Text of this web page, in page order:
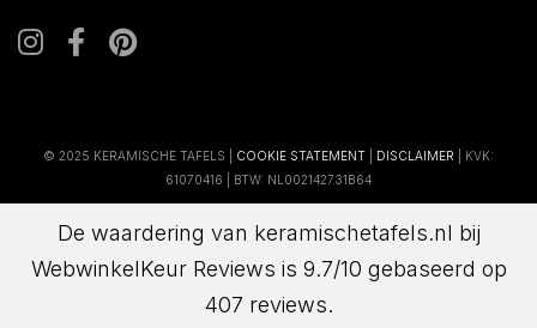
© 2025 KERAMISCHE TAFELS | COOKIE STATEMENT DISCLAIMER | KVK:
61070416 | BTW: NL002142731B64
De waardering van keramischetafels.nl bij
WebwinkelKeur Reviews is 9.7/10 gebaseerd op
407 reviews.